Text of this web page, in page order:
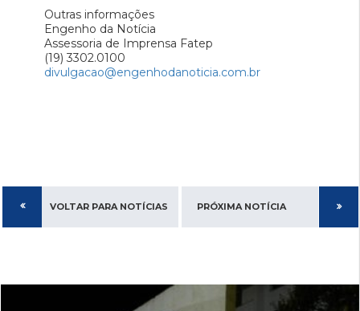
Outras informações
Engenho da Notícia
Assessoria de Imprensa Fatep
(19) 3302.0100
divulgacao@engenhodanoticia.com.br
VOLTAR PARA NOTÍCIAS PRÓXIMA NOTÍCIA